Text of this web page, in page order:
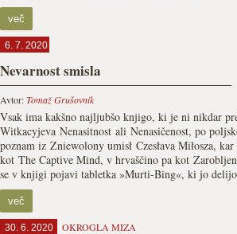
več
6. 7. 2020
Nevarnost smisla
Avtor:Tomaž Grušovnik
Vsak ima kakšno najljubšo knjigo, ki je ni nikdar
Witkacyjeva Nenasitnost ali Nenasičenost, po
poznam iz Zniewolony umisł Czesłava Miłosza,
kot The Captive Mind, v hrvaščino pa kot
se v knjigi pojavi tabletka »Murti-Bing«, ki jo
več
30. 6. 2020 OKROGLA MIZA